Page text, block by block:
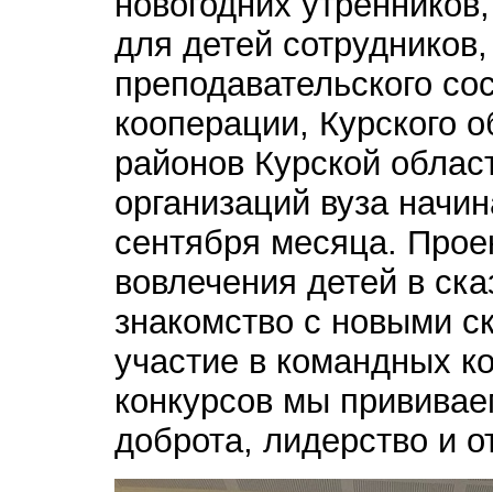
для детей
преподавательского
кооперации, Курского
районов Курской
организаций вуза
сентября месяца.
вовлечения детей в
знакомство с новыми
участие в командных
конкурсов мы
доброта, лидерство и